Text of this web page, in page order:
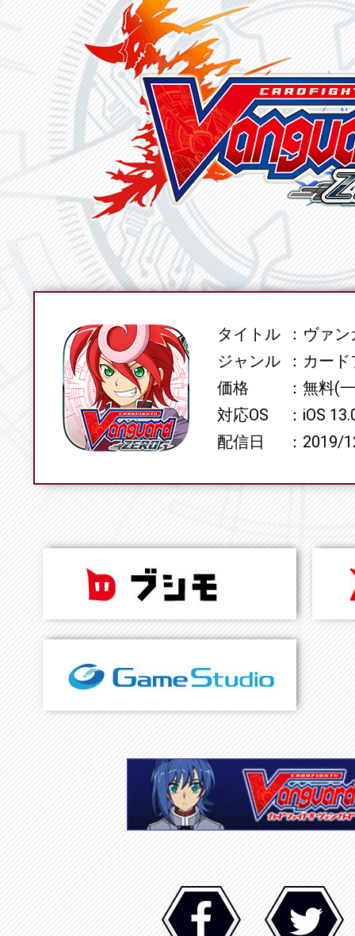
SPECタイトル
ヴァン
ジャンル
カード
価格
無料(
対応OS
iOS
配信日
2019/